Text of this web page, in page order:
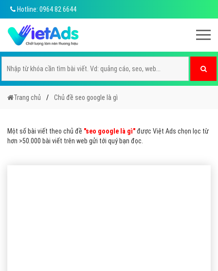
Hotline: 0964 82 6644
Trang chủ Chủ đề seo google là gì
Một số bài viết theo chủ đề "seo google là gì"được Việt Ads chọn lọc từ
hơn >50.000 bài viết trên web gửi tới quý bạn đọc.